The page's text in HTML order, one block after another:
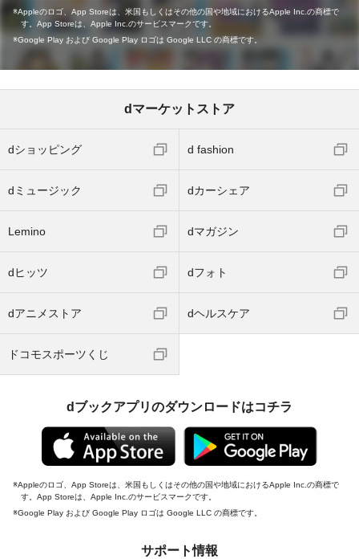
Appleのロゴ、App Storeは、米国もしくはその他の国や地域におけるApple Inc.の商標で
す。App Storeは、Apple Inc.のサービスマークです。
Google Play および Google Play ロゴは Google LLC の商標です。
dマーケットストア
dショッピング d fashion
dミュージック dカーシェア
Lemino dマガジン
dヒッツ dフォト
dアニメストア dヘルスケア
ドコモスポーツくじ
dブックアプリのダウンロードはコチラ
Appleのロゴ、App Storeは、米国もしくはその他の国や地域におけるApple Inc.の商標で
す。App Storeは、Apple Inc.のサービスマークです。
Google Play および Google Play ロゴは Google LLC の商標です。
サポート情報